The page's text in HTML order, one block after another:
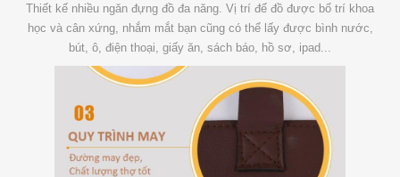
Thiết kế nhiều ngăn đựng đồ đa năng. Vị trí để đồ được bố trí khoa
học và cân xứng, nhắm mắt bạn cũng có thể lấy được bình nước,
bút, ô, điện thoại, giấy ăn, sách báo, hồ sơ, ipad...